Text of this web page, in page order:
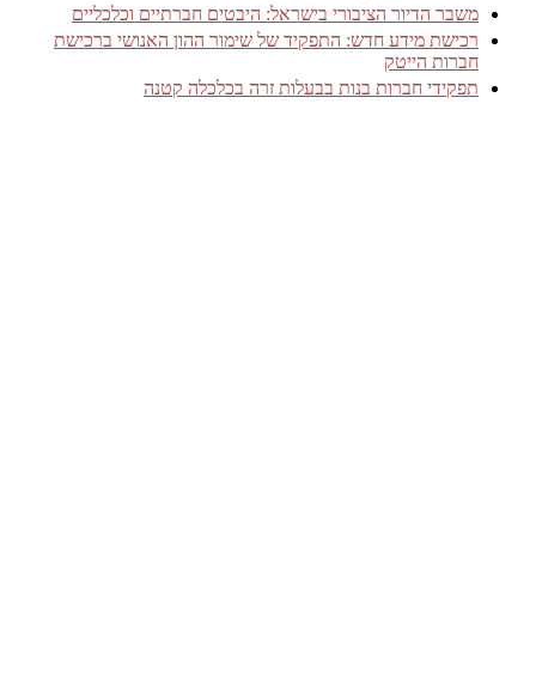
משבר הדיור הציבורי בישראל: היבטים חברתיים וכלכליים
רכישת מידע חדש: התפקיד של שימור ההון האנושי ברכישת
חברות הייטק
תפקידי חברות בנות בבעלות זרה בכלכלה קטנה